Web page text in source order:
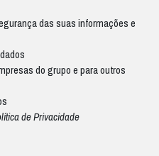
das suas informações e
do grupo e para outros
de Privacidade